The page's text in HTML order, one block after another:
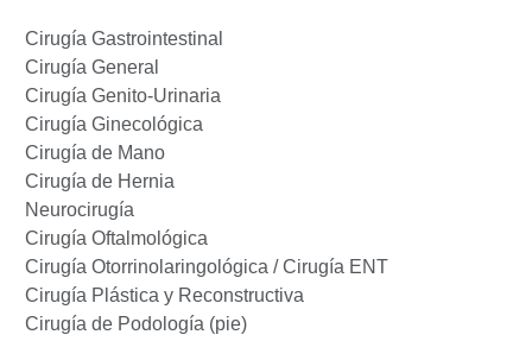
Cirugía Gastrointestinal
Cirugía General
Cirugía Genito-Urinaria
Cirugía Ginecológica
Cirugía de Mano
Cirugía de Hernia
Neurocirugía
Cirugía Oftalmológica
Cirugía Otorrinolaringológica / Cirugía ENT
Cirugía Plástica y Reconstructiva
Cirugía de Podología (pie)